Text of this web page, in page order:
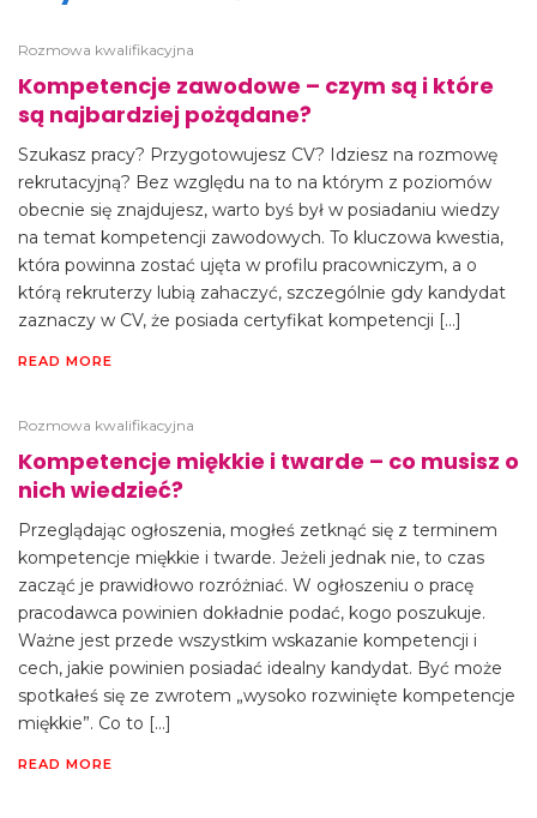
Rozmowa kwalifikacyjna
Kompetencje zawodowe – czym są i które
są najbardziej pożądane?
Szukasz pracy? Przygotowujesz CV? Idziesz na rozmowę
rekrutacyjną? Bez względu na to na którym z poziomów
obecnie się znajdujesz, warto byś był w posiadaniu wiedzy
na temat kompetencji zawodowych. To kluczowa kwestia,
która powinna zostać ujęta w profilu pracowniczym, a o
którą rekruterzy lubią zahaczyć, szczególnie gdy kandydat
zaznaczy w CV, że posiada certyfikat kompetencji […]
READ MORE
Rozmowa kwalifikacyjna
Kompetencje miękkie i twarde – co musisz o
nich wiedzieć?
Przeglądając ogłoszenia, mogłeś zetknąć się z terminem
kompetencje miękkie i twarde. Jeżeli jednak nie, to czas
zacząć je prawidłowo rozróżniać. W ogłoszeniu o pracę
pracodawca powinien dokładnie podać, kogo poszukuje.
Ważne jest przede wszystkim wskazanie kompetencji i
cech, jakie powinien posiadać idealny kandydat. Być może
spotkałeś się ze zwrotem „wysoko rozwinięte kompetencje
miękkie”. Co to […]
READ MORE